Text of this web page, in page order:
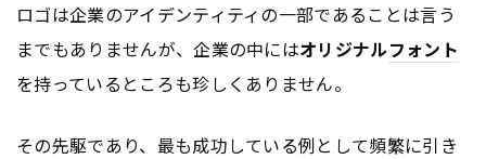
ロゴは企業のアイデンティティの一部であることは言う
までもありませんが、企業の中にはオリジナルフォント
を持っているところも珍しくありません。
その先駆であり、最も成功している例として頻繁に引き